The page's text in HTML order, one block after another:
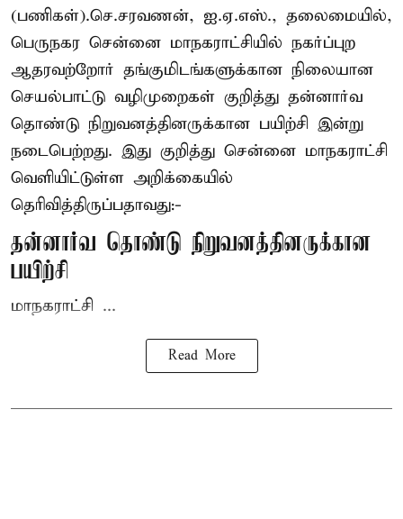
(பணிகள்).செ.சரவணன், ஐ.ஏ.எஸ்., தலைமையில்,
பெருநகர சென்னை மாநகராட்சியில் நகர்ப்புற
ஆதரவற்றோர் தங்குமிடங்களுக்கான நிலையான
செயல்பாட்டு வழிமுறைகள் குறித்து தன்னார்வ
தொண்டு நிறுவனத்தினருக்கான பயிற்சி இன்று
நடைபெற்றது. இது குறித்து சென்னை மாநகராட்சி
வெளியிட்டுள்ள அறிக்கையில்
தெரிவித்திருப்பதாவது:-
தன்னார்வ தொண்டு நிறுவனத்தினருக்கான
பயிற்சி
மாநகராட்சி ...
Read More